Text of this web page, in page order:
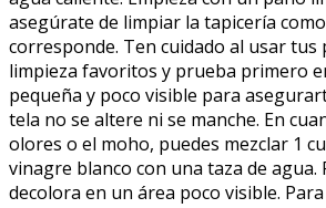
asegúrate de limpiar la tapicería como
corresponde. Ten cuidado al usar tus
limpieza favoritos y prueba primero
pequeña y poco visible para
tela no se altere ni se manche. En
olores o el moho, puedes mezclar 1
vinagre blanco con una taza de agua.
decolora en un área poco visible.